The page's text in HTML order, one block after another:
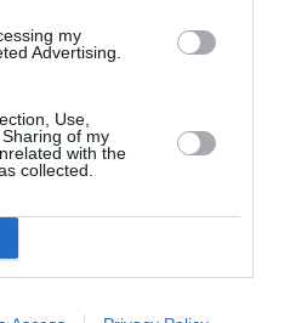
my
Advertising.
Use,
of my
with the
collected.